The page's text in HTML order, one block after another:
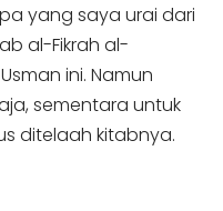
yang saya urai dari
al-Fikrah al-
ini. Namun
sementara untuk
ditelaah kitabnya.